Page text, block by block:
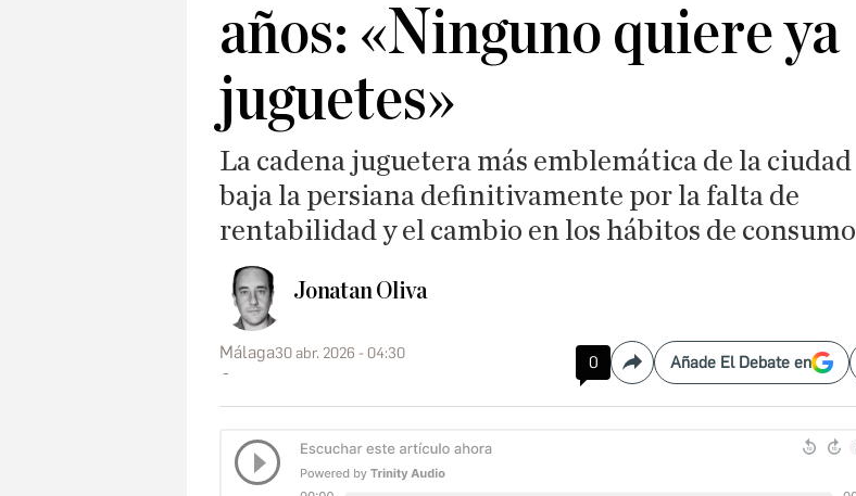
años: «Ninguno quiere ya
juguetes»
La cadena juguetera más emblemática de la ciudad
baja la persiana definitivamente por la falta de
rentabilidad y el cambio en los hábitos de consumo
Jonatan Oliva
Málaga30 abr. 2026 - 04:30 0 CompartirAñade El Debate en